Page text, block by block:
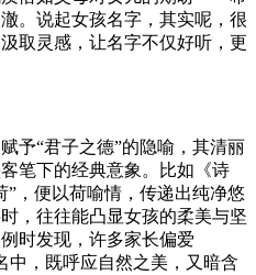
。说起女孩名字，其实呢，很
取灵感，让名字不仅好听，更
予“君子之德”的隐喻，其清丽
笔下的经典意象。比如《诗
，便以荷喻情，传递出纯净悠
，往往能凸显女孩的柔美与坚
时发现，许多家长偏爱
中，既呼应自然之美，又暗含